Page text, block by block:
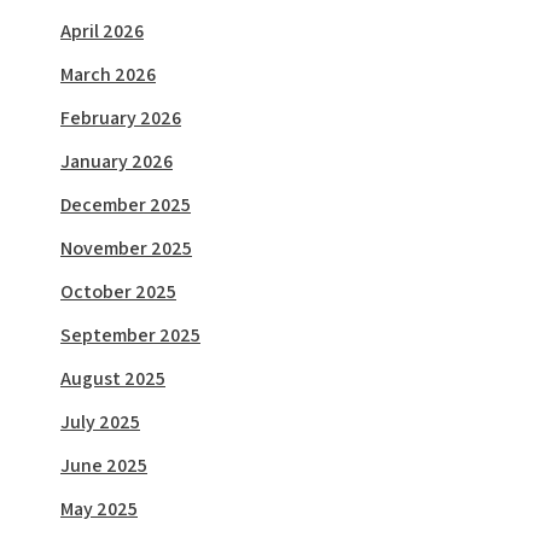
April 2026
March 2026
February 2026
January 2026
December 2025
November 2025
October 2025
September 2025
August 2025
July 2025
June 2025
May 2025